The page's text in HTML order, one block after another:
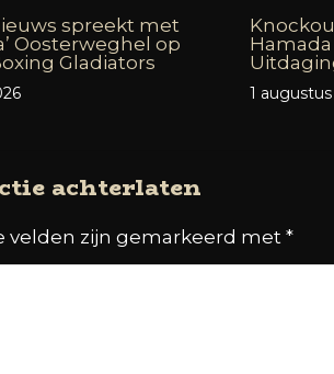
spreekt met
Oosterweghel op
Gladiators
1
achterlaten
velden zijn gemarkeerd met *